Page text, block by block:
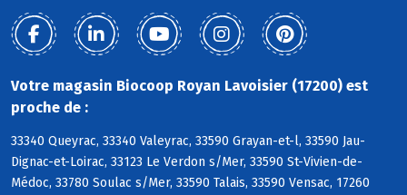
Votre magasin Biocoop Royan Lavoisier (17200) est
proche de :
33340 Queyrac, 33340 Valeyrac, 33590 Grayan-et-l, 33590 Jau-
Dignac-et-Loirac, 33123 Le Verdon s/Mer, 33590 St-Vivien-de-
Médoc, 33780 Soulac s/Mer, 33590 Talais, 33590 Vensac, 17260